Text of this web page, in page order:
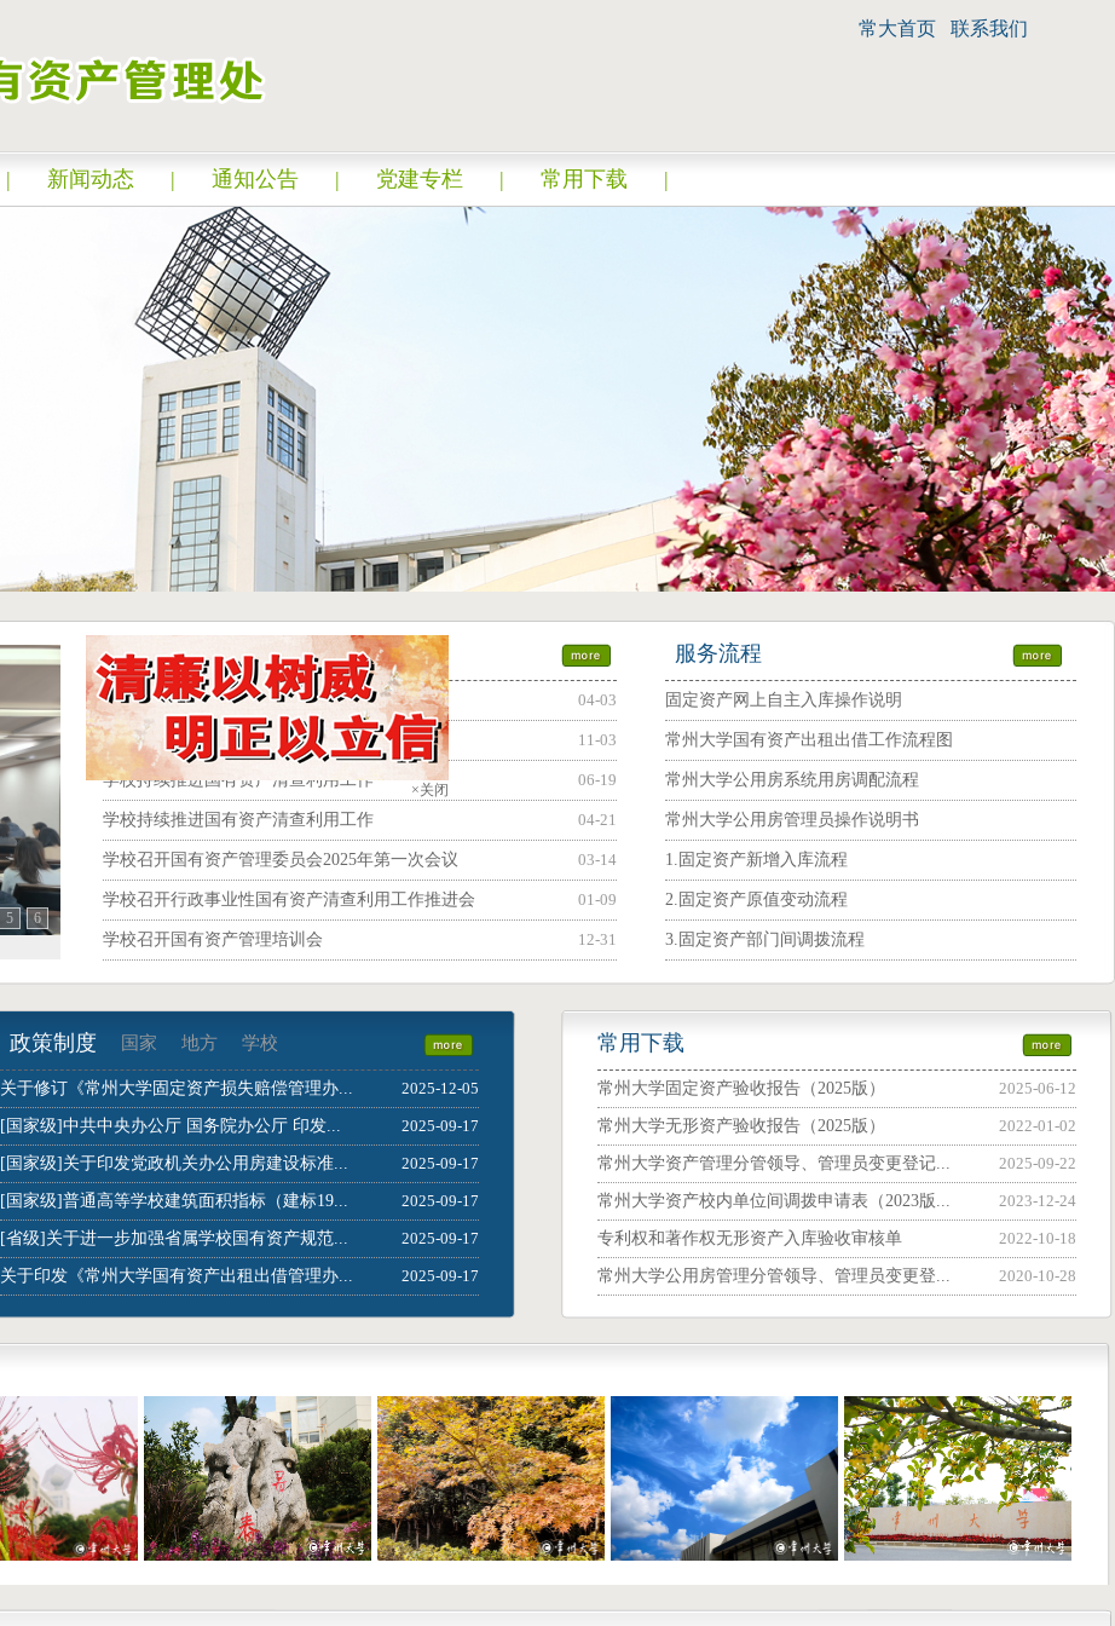
常大首页 联系我们
| 新闻动态 | 通知公告 | 党建专栏 | 常用下载 |
5
6
新闻动态 通知公告
04-03
党委第四巡察组向国采党支部反馈巡察情况
11-03
学校召开2025年度国有资产管理业务培训
06-19
学校持续推进国有资产清查利用工作
04-21
学校持续推进国有资产清查利用工作
03-14
学校召开国有资产管理委员会2025年第一次会议
01-09
学校召开行政事业性国有资产清查利用工作推进会
12-31
学校召开国有资产管理培训会
服务流程
固定资产网上自主入库操作说明
常州大学国有资产出租出借工作流程图
常州大学公用房系统用房调配流程
常州大学公用房管理员操作说明书
1.固定资产新增入库流程
2.固定资产原值变动流程
3.固定资产部门间调拨流程
政策制度 国家 地方 学校
2025-12-05
关于修订《常州大学固定资产损失赔偿管理办...
2025-09-17
[国家级]中共中央办公厅 国务院办公厅 印发...
2025-09-17
[国家级]关于印发党政机关办公用房建设标准...
2025-09-17
[国家级]普通高等学校建筑面积指标（建标19...
2025-09-17
[省级]关于进一步加强省属学校国有资产规范...
2025-09-17
关于印发《常州大学国有资产出租出借管理办...
常用下载
2025-06-12
常州大学固定资产验收报告（2025版）
2022-01-02
常州大学无形资产验收报告（2025版）
2025-09-22
常州大学资产管理分管领导、管理员变更登记...
2023-12-24
常州大学资产校内单位间调拨申请表（2023版...
2022-10-18
专利权和著作权无形资产入库验收审核单
2020-10-28
常州大学公用房管理分管领导、管理员变更登...